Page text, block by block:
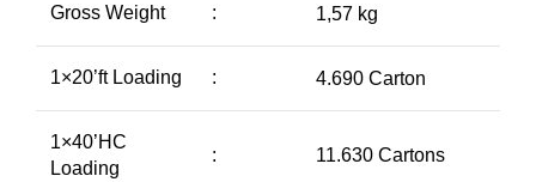
Gross Weight : 1,57 kg
1×20’ft Loading : 4.690 Carton
1×40’HC
Loading
: 11.630 Cartons